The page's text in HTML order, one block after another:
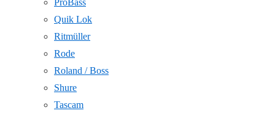
ProBass
Quik Lok
Ritmüller
Rode
Roland / Boss
Shure
Tascam